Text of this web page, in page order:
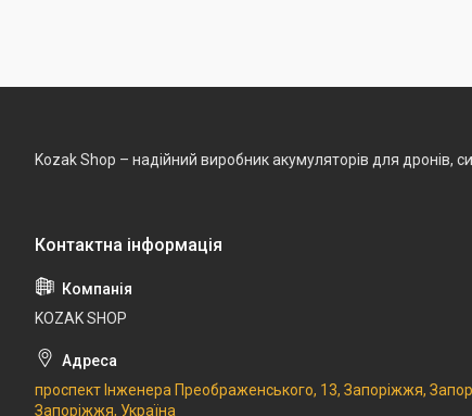
Kozak Shop – надійний виробник акумуляторів для дронів,
KOZAK SHOP
проспект Інженера Преображенського, 13, Запоріжжя,
Запоріжжя, Україна